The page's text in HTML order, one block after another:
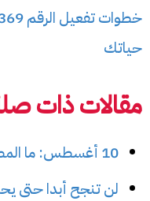
حياتك
مقالات ذات
10 أغسطس: ما المطلوب في يوم الإنسجام الكوني؟
لن تنجح أبدا حتى